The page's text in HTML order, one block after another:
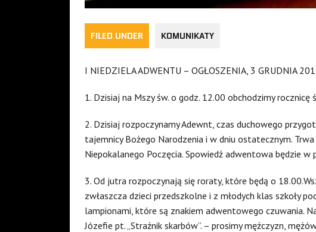
FILED UNDER KOMUNIKATY
I NIEDZIELA ADWENTU – OGŁOSZENIA, 3 GRUDNIA
1. Dzisiaj na Mszy św. o godz. 12.00 obchodzimy rocznicę
2. Dzisiaj rozpoczynamy Adewnt, czas duchowego
tajemnicy Bożego Narodzenia i w dniu ostatecznym.
Niepokalanego Poczęcia. Spowiedź adwentowa będzie w
3. Od jutra rozpoczynają się roraty, które będą o
zwłaszcza dzieci przedszkolne i z młodych klas szkoły
lampionami, które są znakiem adwentowego czuwania.
Józefie pt. „Strażnik skarbów”. – prosimy mężczyzn,